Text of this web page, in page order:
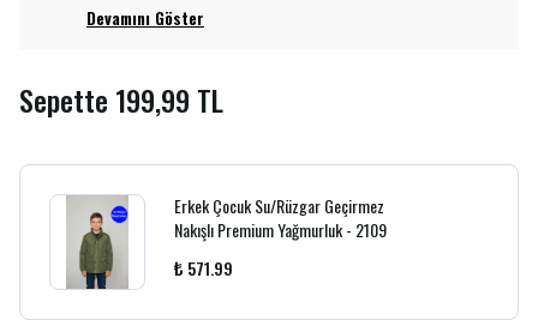
Devamını Göster
Sepette 199,99 TL
Erkek Çocuk Su/Rüzgar Geçirmez
Nakışlı Premium Yağmurluk - 2109
₺ 571.99